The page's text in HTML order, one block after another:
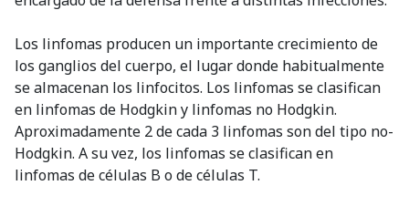
Los linfomas producen un importante crecimiento de
los ganglios del cuerpo, el lugar donde habitualmente
se almacenan los linfocitos. Los linfomas se clasifican
en linfomas de Hodgkin y linfomas no Hodgkin.
Aproximadamente 2 de cada 3 linfomas son del tipo no-
Hodgkin. A su vez, los linfomas se clasifican en
linfomas de células B o de células T.